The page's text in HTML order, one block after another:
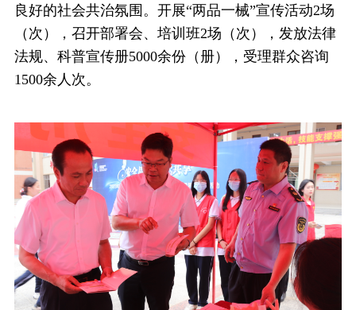
良好的社会共治氛围。开展“两品一械”宣传活动2场
（次），召开部署会、培训班2场（次），发放法律
法规、科普宣传册5000余份（册），受理群众咨询
1500余人次。